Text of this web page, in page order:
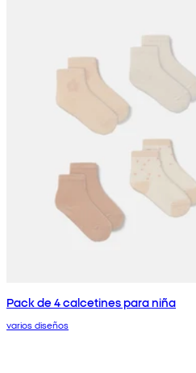
Pack de 4 calcetines para niña
varios diseños